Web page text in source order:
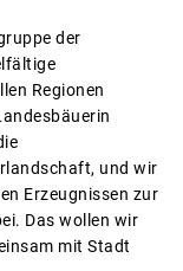
der
Regionen
und wir
Erzeugnissen zur
Das wollen wir
mit Stadt